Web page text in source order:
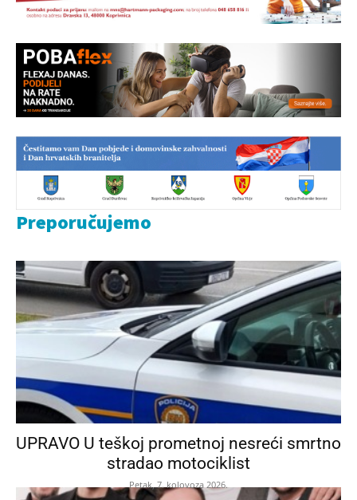
Preporučujemo
UPRAVO U teškoj prometnoj nesreći smrtno
stradao motociklist
Petak, 7. kolovoza 2026.